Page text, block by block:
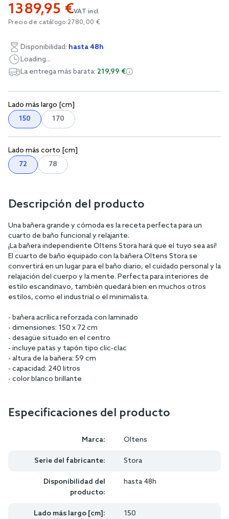
images
gallery
1389,95 €VAT incl.
Precio de catálogo:2780,00 €
Lado más largo [cm]
150
170
Lado más corto [cm]
72
78
Disponibilidad: hasta 48h
Loading...
La entrega más barata: 219,99 €
Descripción del producto
Una bañera grande y cómoda es la receta perfecta para un
cuarto de baño funcional y relajante.
¡La bañera independiente Oltens Stora hará que el tuyo sea así!
El cuarto de baño equipado con la bañera Oltens Stora se
convertirá en un lugar para el baño diario, el cuidado personal y la
relajación del cuerpo y la mente. Perfecta para interiores de
estilo escandinavo, también quedará bien en muchos otros
estilos, como el industrial o el minimalista.
- bañera acrílica reforzada con laminado
- dimensiones: 150 x 72 cm
- desagüe situado en el centro
- incluye patas y tapón tipo clic-clac
- altura de la bañera: 59 cm
- capacidad: 240 litros
- color blanco brillante
Especificaciones del producto
Marca: Oltens
Serie del fabricante: Stora
Disponibilidad del
producto:
hasta 48h
Lado más largo [cm]: 150